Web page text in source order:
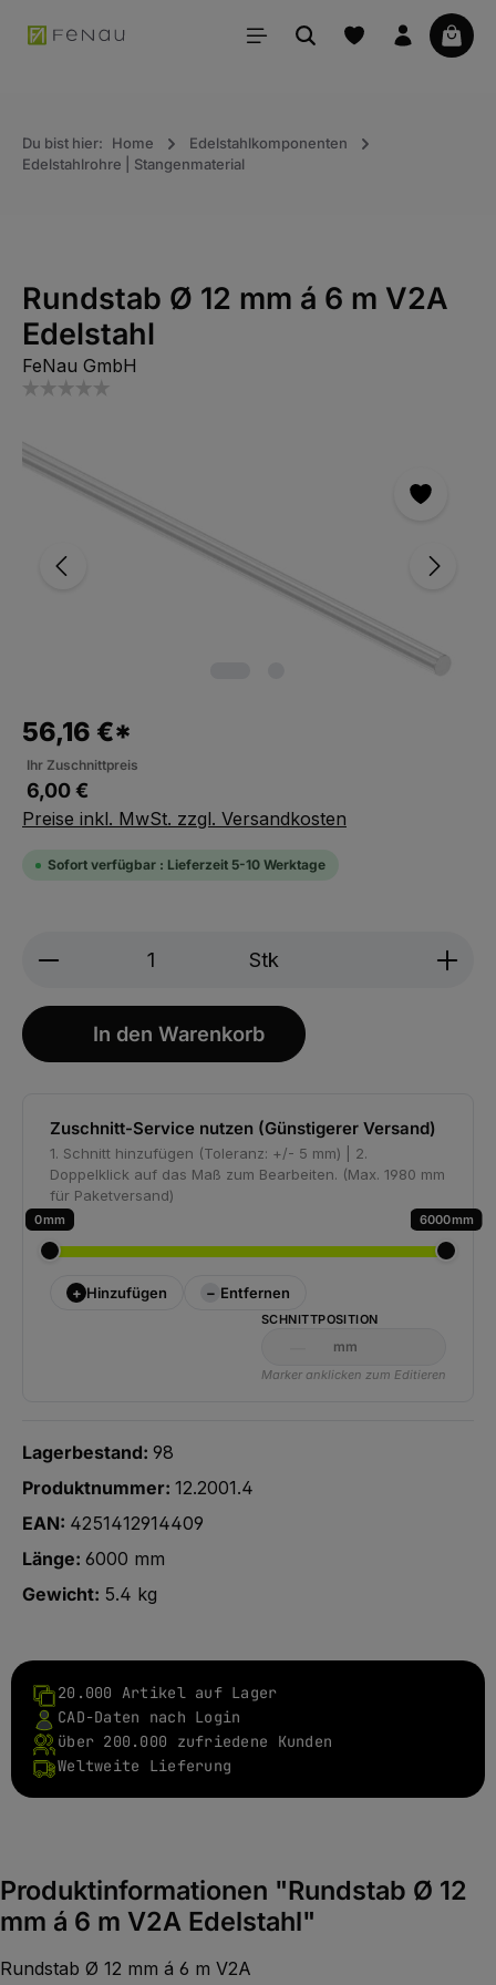
springen
Du bist hier: Home
Edelstahlkomponenten
Edelstahlrohre | Stangenmaterial
Rundstab Ø 12 mm á 6 m V2A
Edelstahl
FeNau GmbH
Bildergalerie überspringen
56,16 €*
Ihr Zuschnittpreis
6,00 €
Preise inkl. MwSt. zzgl. Versandkosten
Sofort verfügbar : Lieferzeit 5-10 Werktage
Produkt Anzahl: Gib den
Stk
In den Warenkorb
Zuschnitt-Service nutzen (Günstigerer Versand)
1. Schnitt hinzufügen (Toleranz: +/- 5 mm) | 2.
Doppelklick auf das Maß zum Bearbeiten. (Max. 1980 mm
für Paketversand)
0 6000
+ Hinzufügen − Entfernen
SCHNITTPOSITION
mm
Marker anklicken zum Editieren
Lagerbestand: 98
Produktnummer: 12.2001.4
EAN: 4251412914409
Länge: 6000 mm
Gewicht: 5.4 kg
20.000 Artikel auf Lager
CAD-Daten nach Login
über 200.000 zufriedene Kunden
Weltweite Lieferung
Produktinformationen "Rundstab Ø 12
mm á 6 m V2A Edelstahl"
Rundstab Ø 12 mm á 6 m V2A